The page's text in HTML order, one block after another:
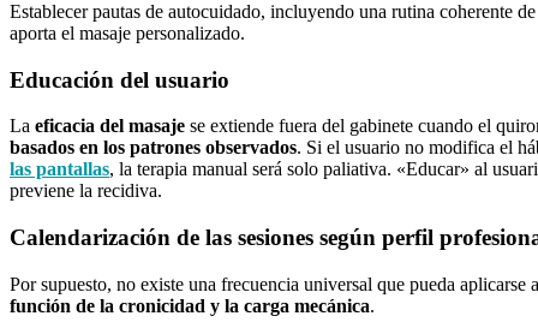
Establecer pautas de autocuidado, incluyendo una rutina coherente
aporta el masaje personalizado.
Educación del usuario
La eficacia del masaje se extiende fuera del gabinete cuando el
basados en los patrones observados. Si el usuario no modifica el
las pantallas, la terapia manual será solo paliativa. «Educar» al
previene la recidiva.
Calendarización de las sesiones según perfil
Por supuesto, no existe una frecuencia universal que pueda aplicarse
función de la cronicidad y la carga mecánica.